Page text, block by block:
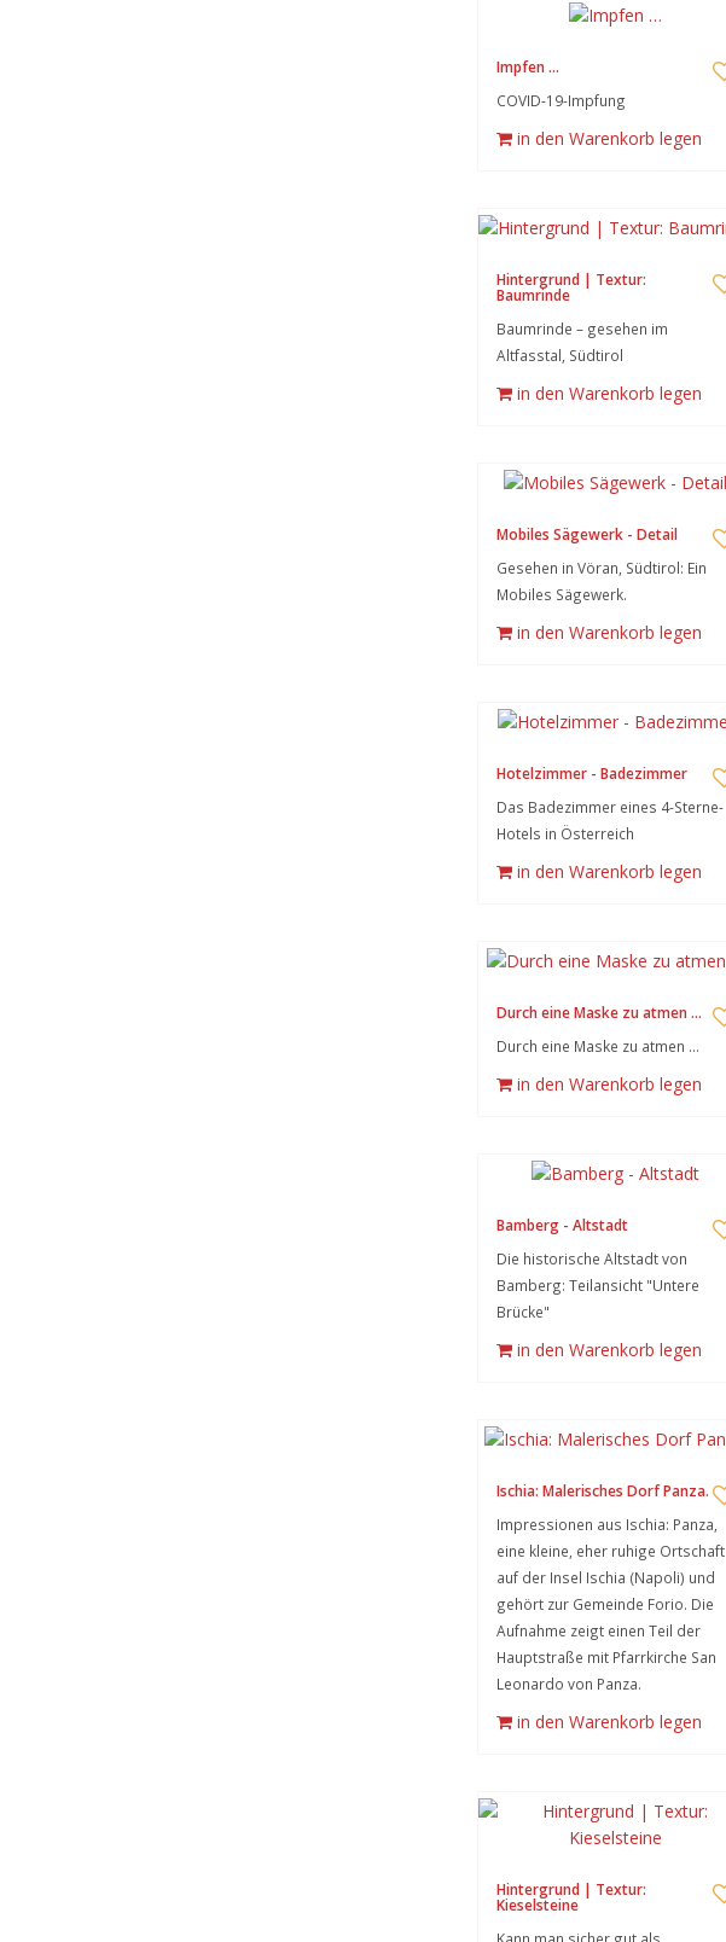
Impfen …
COVID-19-Impfung
in den Warenkorb legen
Hintergrund | Textur:
Baumrinde
Baumrinde – gesehen im
Altfasstal, Südtirol
in den Warenkorb legen
Mobiles Sägewerk - Detail
Gesehen in Vöran, Südtirol: Ein
Mobiles Sägewerk.
in den Warenkorb legen
Hotelzimmer - Badezimmer
Das Badezimmer eines 4-Sterne-
Hotels in Österreich
in den Warenkorb legen
Durch eine Maske zu atmen …
Durch eine Maske zu atmen …
in den Warenkorb legen
Bamberg - Altstadt
Die historische Altstadt von
Bamberg: Teilansicht "Untere
Brücke"
in den Warenkorb legen
Ischia: Malerisches Dorf Panza.
Impressionen aus Ischia: Panza,
eine kleine, eher ruhige Ortschaft
auf der Insel Ischia (Napoli) und
gehört zur Gemeinde Forio. Die
Aufnahme zeigt einen Teil der
Hauptstraße mit Pfarrkirche San
Leonardo von Panza.
in den Warenkorb legen
Hintergrund | Textur:
Kieselsteine